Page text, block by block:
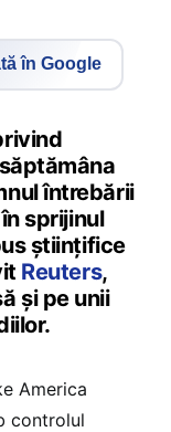
în Google
întrebării
sprijinul
științifice
Reuters,
și pe unii
America
controlul